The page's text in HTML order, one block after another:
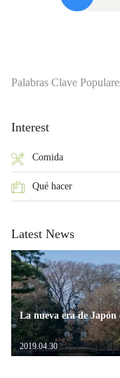
Palabras Clave
Interest
Comida
Qué hacer
Latest News
La nueva era de Japón
2019.04.30